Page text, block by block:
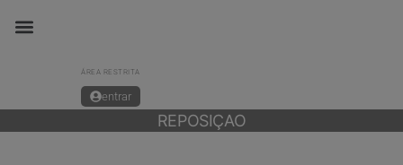
ÁREA RESTRITA
entrar
REPOSIÇAO